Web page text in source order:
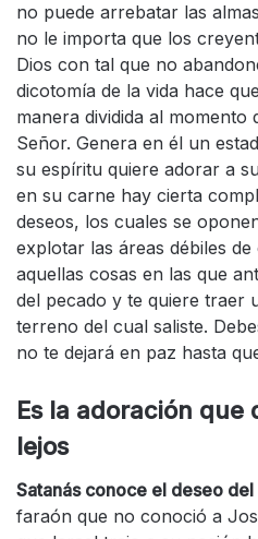
no puede arrebatar las
no le importa que los
Dios con tal que no
dicotomía de la vida hace
manera dividida al momento
Señor. Genera en él un
su espíritu quiere adorar a
en su carne hay cierta
deseos, los cuales se
explotar las áreas débiles
aquellas cosas en las que
del pecado y te quiere traer
terreno del cual saliste.
no te dejará en paz hasta
Es la adoración que
lejos
Satanás conoce el deseo
faraón que no conoció a